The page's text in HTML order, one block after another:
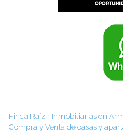
Finca Raíz - Inmobiliarias en
Compra y Venta de casas y